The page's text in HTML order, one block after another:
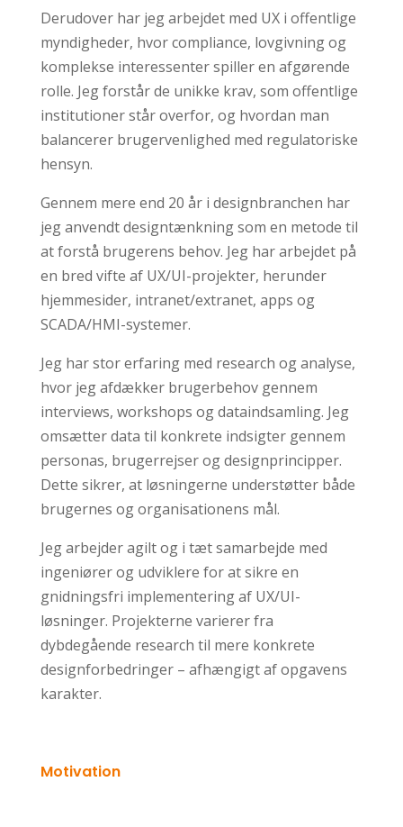
Derudover har jeg arbejdet med UX i offentlige
myndigheder, hvor compliance, lovgivning og
komplekse interessenter spiller en afgørende
rolle. Jeg forstår de unikke krav, som offentlige
institutioner står overfor, og hvordan man
balancerer brugervenlighed med regulatoriske
hensyn.
Gennem mere end 20 år i designbranchen har
jeg anvendt designtænkning som en metode til
at forstå brugerens behov. Jeg har arbejdet på
en bred vifte af UX/UI-projekter, herunder
hjemmesider, intranet/extranet, apps og
SCADA/HMI-systemer.
Jeg har stor erfaring med research og analyse,
hvor jeg afdækker brugerbehov gennem
interviews, workshops og dataindsamling. Jeg
omsætter data til konkrete indsigter gennem
personas, brugerrejser og designprincipper.
Dette sikrer, at løsningerne understøtter både
brugernes og organisationens mål.
Jeg arbejder agilt og i tæt samarbejde med
ingeniører og udviklere for at sikre en
gnidningsfri implementering af UX/UI-
løsninger. Projekterne varierer fra
dybdegående research til mere konkrete
designforbedringer – afhængigt af opgavens
karakter.
Motivation